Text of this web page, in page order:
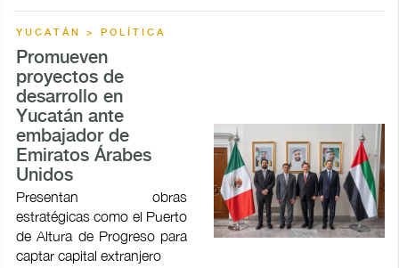
YUCATÁN > POLÍTICA
Promueven
proyectos de
desarrollo en
Yucatán ante
embajador de
Emiratos Árabes
Unidos
Presentan obras
estratégicas como el Puerto
de Altura de Progreso para
captar capital extranjero